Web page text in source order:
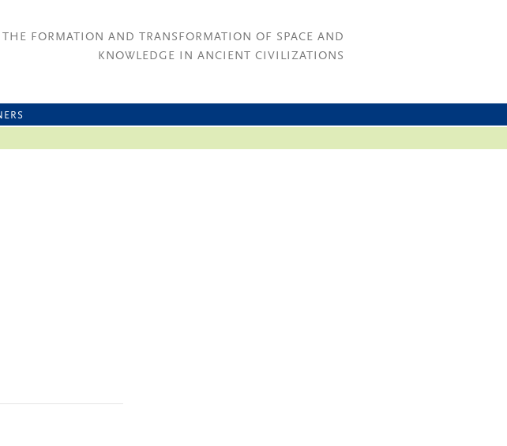
THE FORMATION AND TRANSFORMATION OF SPACE AND
KNOWLEDGE IN ANCIENT CIVILIZATIONS